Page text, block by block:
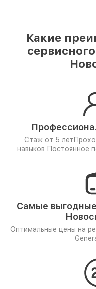
Какие
Стаж от 5 лет
навыков Постоянное
Самые
Оптимальные цены на